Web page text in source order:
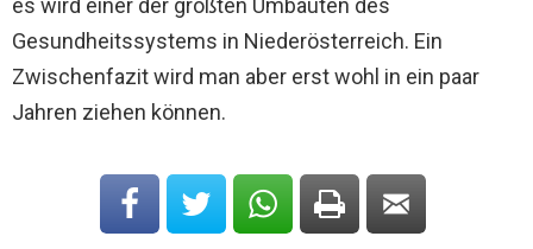
es wird einer der größten Umbauten des
Gesundheitssystems in Niederösterreich. Ein
Zwischenfazit wird man aber erst wohl in ein paar
Jahren ziehen können.